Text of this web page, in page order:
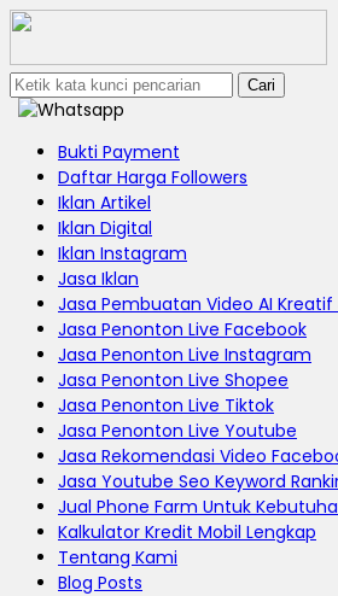
Cari
Bukti Payment
Daftar Harga Followers
Iklan Artikel
Iklan Digital
Iklan Instagram
Jasa Iklan
Jasa Pembuatan Video AI Kreatif
Jasa Penonton Live Facebook
Jasa Penonton Live Instagram
Jasa Penonton Live Shopee
Jasa Penonton Live Tiktok
Jasa Penonton Live Youtube
Jasa Rekomendasi Video
Jasa Youtube Seo Keyword
Jual Phone Farm Untuk
Kalkulator Kredit Mobil Lengkap
Tentang Kami
Blog Posts